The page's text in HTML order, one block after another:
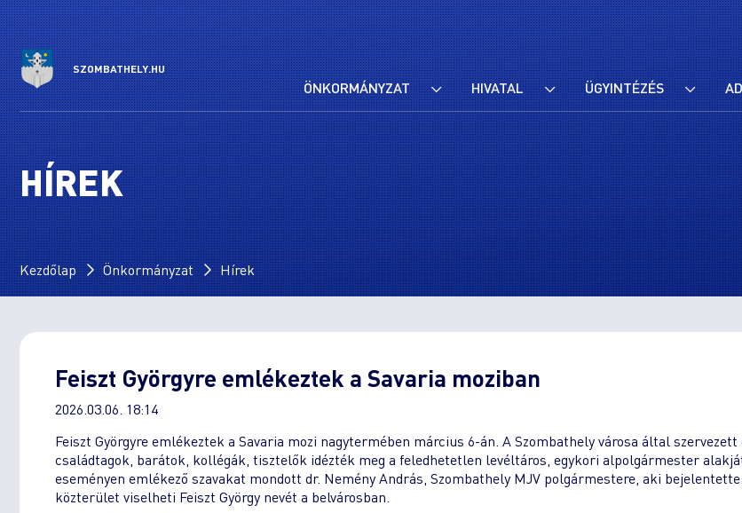
SZOMBATHELY.HU
ÖNKORMÁNYZAT HIVATAL ÜGYINTÉZÉS
HÍREK
Kezdőlap Önkormányzat Hírek
Feiszt Györgyre emlékeztek a Savaria moziban
2026.03.06. 18:14
Feiszt Györgyre emlékeztek a Savaria mozi nagytermében március 6-án. A Szombathely városa által szervezett
családtagok, barátok, kollégák, tisztelők idézték meg a feledhetetlen levéltáros, egykori alpolgármester
eseményen emlékező szavakat mondott dr. Nemény András, Szombathely MJV polgármestere, aki
közterület viselheti Feiszt György nevét a belvárosban.